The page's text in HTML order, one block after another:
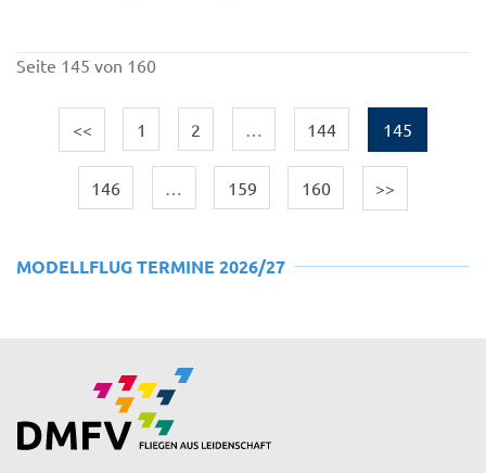
Seite 145 von 160
<< 1 2 … 144 145
146 … 159 160 >>
MODELLFLUG TERMINE 2026/27